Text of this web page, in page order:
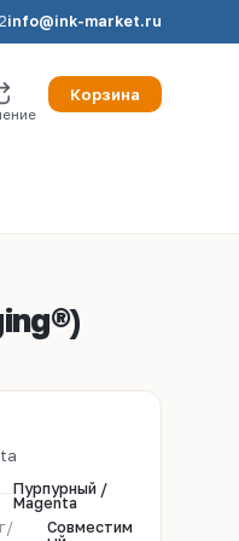
info@ink-market.ru
Корзина
Пурпурный /
Magenta
Совместим